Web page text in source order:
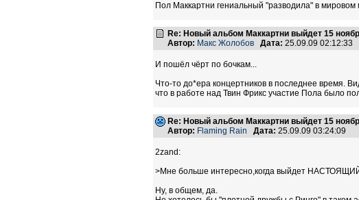
Пол Маккартни гениальный "разводила" в мировом
Re: Новый альбом Маккартни выйдет 15
Автор: Макс Жолобов Дата: 25.09.09 02:12:33
И пошёл чёрт по бочкам...
Что-то до*ера концертников в последнее время.
что в работе над Твин Фрикс участие Пола было
Re: Новый альбом Маккартни выйдет 15
Автор: Flaming Rain Дата: 25.09.09 03:24:09
2zand:
>Мне больше интересно,когда выйдет
Ну, в общем, да.